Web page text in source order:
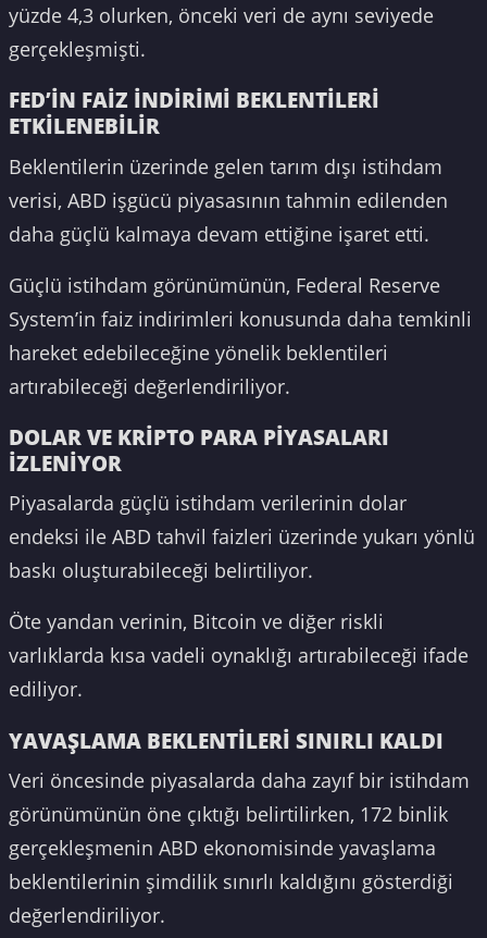
yüzde 4,3 olurken, önceki veri de aynı seviyede
gerçekleşmişti.
FED’İN FAİZ İNDİRİMİ BEKLENTİLERİ
ETKİLENEBİLİR
Beklentilerin üzerinde gelen tarım dışı istihdam
verisi, ABD işgücü piyasasının tahmin edilenden
daha güçlü kalmaya devam ettiğine işaret etti.
Güçlü istihdam görünümünün, Federal Reserve
System’in faiz indirimleri konusunda daha temkinli
hareket edebileceğine yönelik beklentileri
artırabileceği değerlendiriliyor.
DOLAR VE KRİPTO PARA PİYASALARI
İZLENİYOR
Piyasalarda güçlü istihdam verilerinin dolar
endeksi ile ABD tahvil faizleri üzerinde yukarı yönlü
baskı oluşturabileceği belirtiliyor.
Öte yandan verinin, Bitcoin ve diğer riskli
varlıklarda kısa vadeli oynaklığı artırabileceği ifade
ediliyor.
YAVAŞLAMA BEKLENTİLERİ SINIRLI KALDI
Veri öncesinde piyasalarda daha zayıf bir istihdam
görünümünün öne çıktığı belirtilirken, 172 binlik
gerçekleşmenin ABD ekonomisinde yavaşlama
beklentilerinin şimdilik sınırlı kaldığını gösterdiği
değerlendiriliyor.